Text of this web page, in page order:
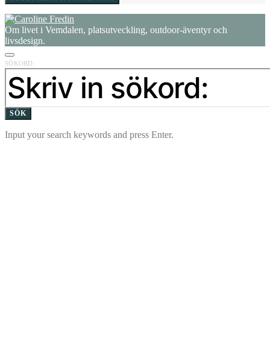
Om livet i Vemdalen, platsutveckling, outdoor-äventyr och
livsdesign.
SÖKORD:
SÖK
Input your search keywords and press Enter.